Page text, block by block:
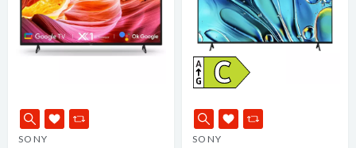
SONY
SONY